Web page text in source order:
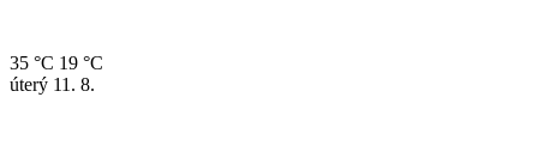
35 °C 19 °C
úterý 11. 8.